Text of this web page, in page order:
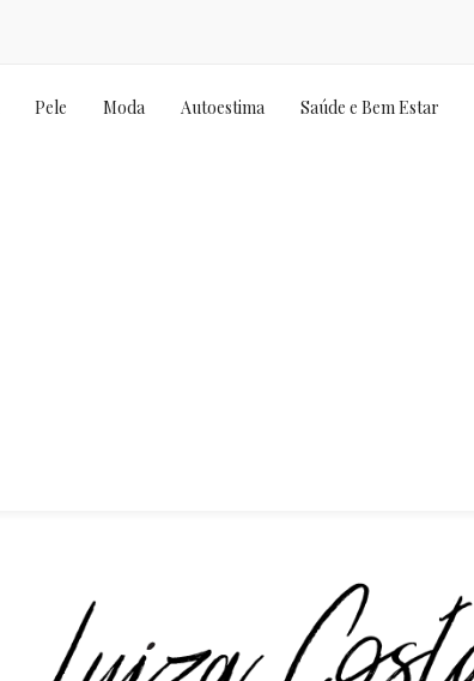
Pele Moda Autoestima Saúde e Bem Estar